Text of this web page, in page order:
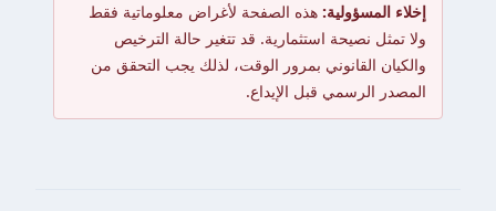
إخلاء المسؤولية:هذه الصفحة لأغراض معلوماتية فقط
ولا تمثل نصيحة استثمارية. قد تتغير حالة الترخيص
والكيان القانوني بمرور الوقت، لذلك يجب التحقق من
المصدر الرسمي قبل الإيداع.